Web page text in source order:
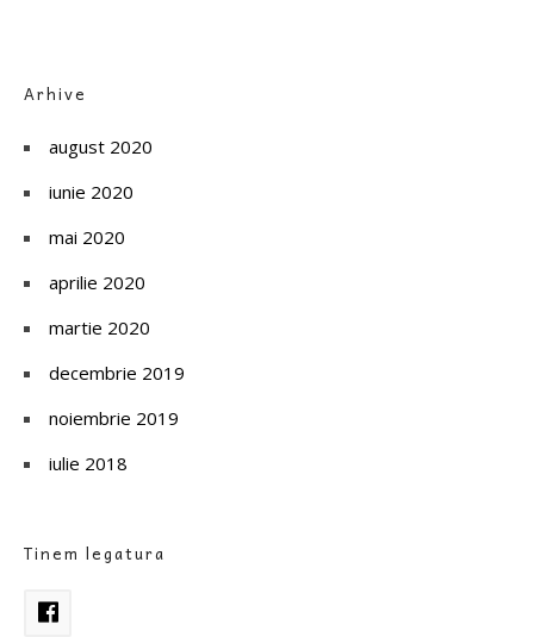
Arhive
august 2020
iunie 2020
mai 2020
aprilie 2020
martie 2020
decembrie 2019
noiembrie 2019
iulie 2018
Tinem legatura